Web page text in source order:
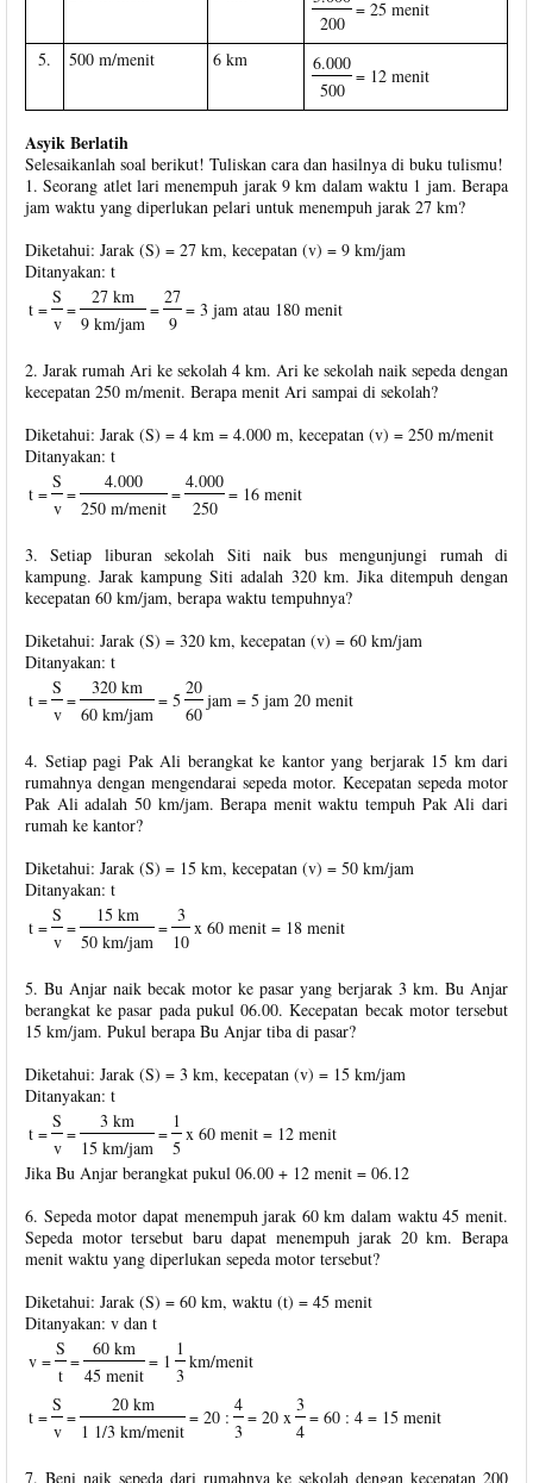
= 25 menit
200
5.
500 m/menit 6 km 6.000
= 12 menit
500
Asyik Berlatih
Selesaikanlah soal berikut! Tuliskan cara dan hasilnya di buku tulismu!
1. Seorang atlet lari menempuh jarak 9 km dalam waktu 1 jam. Berapa
jam waktu yang diperlukan pelari untuk menempuh jarak 27 km?
Diketahui: Jarak (S) = 27 km, kecepatan (v) = 9 km/jam
Ditanyakan: t
t =
S
=
27 km
=
27
= 3 jam atau 180 menit
v 9 km/jam 9
2. Jarak rumah Ari ke sekolah 4 km. Ari ke sekolah naik sepeda dengan
kecepatan 250 m/menit. Berapa menit Ari sampai di sekolah?
Diketahui: Jarak (S) = 4 km = 4.000 m, kecepatan (v) = 250 m/menit
Ditanyakan: t
t =
S
=
4.000
=
4.000
= 16 menit
v 250 m/menit 250
3. Setiap liburan sekolah Siti naik bus mengunjungi rumah di
kampung. Jarak kampung Siti adalah 320 km. Jika ditempuh dengan
kecepatan 60 km/jam, berapa waktu tempuhnya?
Diketahui: Jarak (S) = 320 km, kecepatan (v) = 60 km/jam
Ditanyakan: t
t =
S
=
320 km
= 5
20
jam = 5 jam 20 menit
v 60 km/jam 60
4. Setiap pagi Pak Ali berangkat ke kantor yang berjarak 15 km dari
rumahnya dengan mengendarai sepeda motor. Kecepatan sepeda motor
Pak Ali adalah 50 km/jam. Berapa menit waktu tempuh Pak Ali dari
rumah ke kantor?
Diketahui: Jarak (S) = 15 km, kecepatan (v) = 50 km/jam
Ditanyakan: t
t =
S
=
15 km
=
3
x 60 menit = 18 menit
v 50 km/jam 10
5. Bu Anjar naik becak motor ke pasar yang berjarak 3 km. Bu Anjar
berangkat ke pasar pada pukul 06.00. Kecepatan becak motor tersebut
15 km/jam. Pukul berapa Bu Anjar tiba di pasar?
Diketahui: Jarak (S) = 3 km, kecepatan (v) = 15 km/jam
Ditanyakan: t
t =
S
=
3 km
=
1
x 60 menit = 12 menit
v 15 km/jam
5
Jika Bu Anjar berangkat pukul 06.00 + 12 menit = 06.12
6. Sepeda motor dapat menempuh jarak 60 km dalam waktu 45 menit.
Sepeda motor tersebut baru dapat menempuh jarak 20 km. Berapa
menit waktu yang diperlukan sepeda motor tersebut?
Diketahui: Jarak (S) = 60 km, waktu (t) = 45 menit
Ditanyakan: v dan t
v =
S
=
60 km
= 1
1
km/menit
t 45 menit
3
t =
S
=
20 km
= 20 :
4
= 20 x
3
= 60 : 4 = 15 menit
v 1 1/3 km/menit 3 4
7. Beni naik sepeda dari rumahnya ke sekolah dengan kecepatan 200